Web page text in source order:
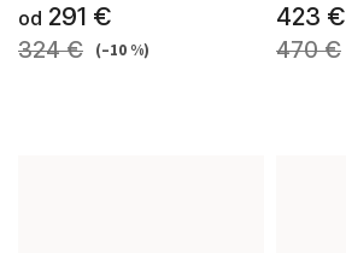
od 291 €
324 € (–10 %)
423 €
470 €